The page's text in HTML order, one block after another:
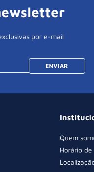
por e-mail
ENVIAR
Quem
Horário